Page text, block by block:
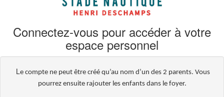
Connectez-vous pour accéder à votre
espace personnel
Le compte ne peut être créé qu’au nom d’un des 2 parents. Vous
pourrez ensuite rajouter les enfants dans le foyer.